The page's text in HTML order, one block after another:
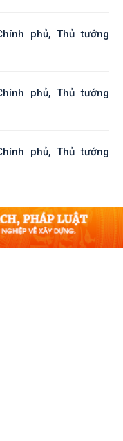
phủ, Thủ tướng
phủ, Thủ tướng
phủ, Thủ tướng